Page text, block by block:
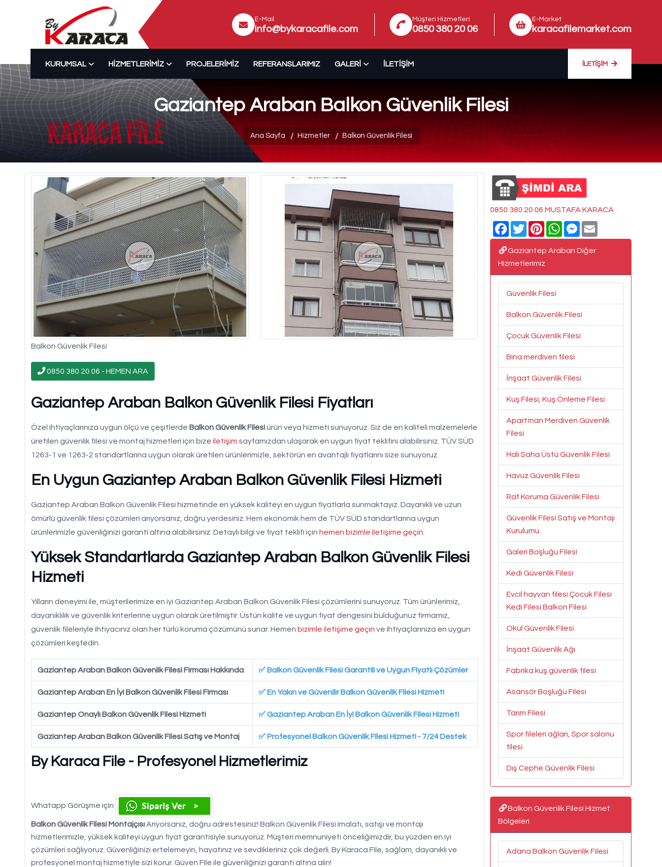
E-Mail
info@bykaracafile.com
Müşteri Hizmetleri
0850 380 20 06
E-Market
karacafilemarket.com
KURUMSAL HIZMETLERIMIZ PROJELERIMIZ REFERANSLARIMIZ GALERI İLETIŞIM İLETIŞIM
Gaziantep Araban Balkon Güvenlik Filesi
Ana Sayfa Hizmetler Balkon Güvenlik Filesi
Balkon Güvenlik Filesi
0850 380 20 06 - HEMEN ARA
Gaziantep Araban Balkon Güvenlik Filesi Fiyatları
Özel ihtiyaçlarınıza uygun ölçü ve çeşitlerde Balkon Güvenlik Filesiürün veya hizmeti sunuyoruz. Siz de en kaliteli malzemelerle
üretilen güvenlik filesi ve montaj hizmetleri için bize iletişim sayfamızdan ulaşarak en uygun fiyat teklifini alabilirsiniz. TÜV SÜD
1263-1 ve 1263-2 standartlarına uygun olarak üretilen ürünlerimizle, sektörün en avantajlı fiyatlarını size sunuyoruz.
En Uygun Gaziantep Araban Balkon Güvenlik Filesi Hizmeti
Gaziantep Araban Balkon Güvenlik Filesi hizmetinde en yüksek kaliteyi en uygun fiyatlarla sunmaktayız. Dayanıklı ve uzun
ömürlü güvenlik filesi çözümleri arıyorsanız, doğru yerdesiniz. Hem ekonomik hem de TÜV SÜD standartlarına uygun
ürünlerimizle güvenliğinizi garanti altına alabilirsiniz. Detaylı bilgi ve fiyat teklifi için hemen bizimle iletişime geçin
Yüksek Standartlarda Gaziantep Araban Balkon Güvenlik Filesi
Hizmeti
Yılların deneyimi ile, müşterilerimize en iyi Gaziantep Araban Balkon Güvenlik Filesi çözümlerini sunuyoruz. Tüm ürünlerimiz,
dayanıklılık ve güvenlik kriterlerine uygun olarak üretilmiştir. Üstün kalite ve uygun fiyat dengesini bulduğunuz firmamız,
güvenlik fileleriyle ihtiyacınız olan her türlü koruma çözümünü sunar. Hemen bizimle iletişime geçin ve ihtiyaçlarınıza en uygun
çözümleri keşfedin.
By Karaca File - Profesyonel Hizmetlerimiz
Gaziantep Araban Balkon Güvenlik Filesi Firması Hakkında ✅ Balkon Güvenlik Filesi Garantili ve Uygun Fiyatlı Çözümler
Gaziantep Araban En İyi Balkon Güvenlik Filesi Firması ✅ En Yakın ve Güvenilir Balkon Güvenlik Filesi Hizmeti
Gaziantep Onaylı Balkon Güvenlik Filesi Hizmeti ✅ Gaziantep Araban En İyi Balkon Güvenlik Filesi Hizmeti
Gaziantep Araban Balkon Güvenlik Filesi Satış ve Montaj ✅ Profesyonel Balkon Güvenlik Filesi Hizmeti - 7/24 Destek
Whatapp Görüşme için
Balkon Güvenlik Filesi MontajçısıArıyorsanız, doğru adrestesiniz! Balkon Güvenlik Filesi imalatı, satışı ve montajı
hizmetlerimizle, yüksek kaliteyi uygun fiyat garantisiyle sunuyoruz. Müşteri memnuniyeti önceliğimizdir, bu yüzden en iyi
çözümleri sağlıyoruz. Güvenliğinizi ertelemeyin, hayatınız ve sevdikleriniz çok değerli. By Karaca File, sağlam, dayanıklı ve
profesyonel montaj hizmetiyle sizi korur. Güven File ile güvenliğinizi garanti altına alın!
0850 380 20 06 MUSTAFA KARACA
Facebook
TwitterPinterestWhatsAppMessenger
Gaziantep Araban Diğer
Hizmetlerimiz
Güvenlik Filesi
Balkon Güvenlik Filesi
Çocuk Güvenlik Filesi
Bina merdiven filesi
İnşaat Güvenlik Filesi
Kuş Filesi, Kuş Önleme Filesi
Apartman Merdiven Güvenlik
Filesi
Halı Saha Üstü Güvenlik Filesi
Havuz Güvenlik Filesi
Raf Koruma Güvenlik Filesi
Güvenlik Filesi Satış ve Montajı
Kurulumu
Galeri Boşluğu Filesi
Kedi Güvenlik Filesi
Evcil hayvan filesi Çocuk Filesi
Kedi Filesi Balkon Filesi
Okul Güvenlik Filesi
İnşaat Güvenlik Ağı
Fabrika kuş güvenlik filesi
Asansör Boşluğu Filesi
Tarım Filesi
Spor fileleri ağları, Spor salonu
filesi
Dış Cephe Güvenlik Filesi
Balkon Güvenlik Filesi Hizmet
Bölgeleri
Adana Balkon Güvenlik Filesi